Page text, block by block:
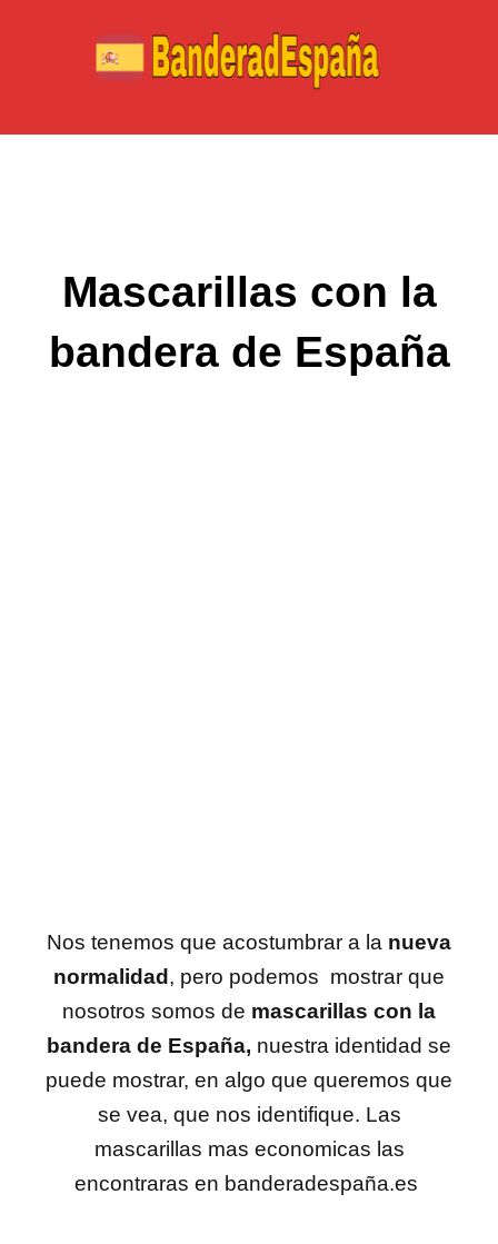
Mascarillas con la
bandera de España
Nos tenemos que acostumbrar a la nueva
normalidad , pero podemos mostrar que
nosotros somos de mascarillas con la
bandera de España, nuestra identidad se
puede mostrar, en algo que queremos que
se vea, que nos identifique. Las
mascarillas mas economicas las
encontraras en banderadespaña.es